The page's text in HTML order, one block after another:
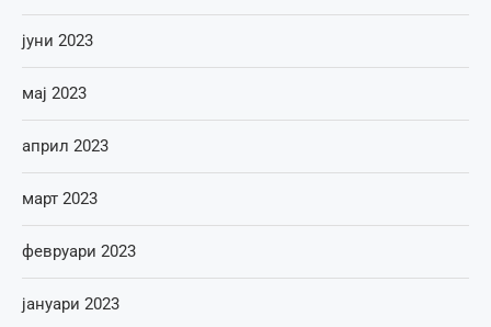
јуни 2023
мај 2023
април 2023
март 2023
февруари 2023
јануари 2023